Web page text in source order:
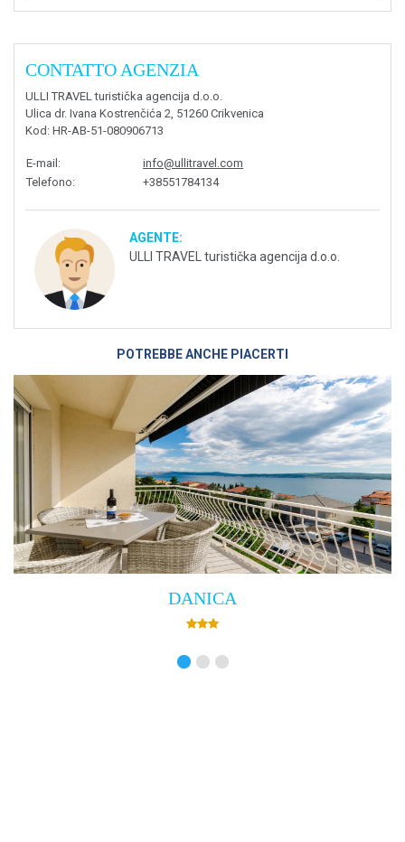
CONTATTO AGENZIA
ULLI TRAVEL turistička agencija d.o.o.
Ulica dr. Ivana Kostrenčića 2, 51260 Crikvenica
Kod : HR-AB-51-080906713
E-mail :
info@ullitravel.com
Telefono: +38551784134
AGENTE:
ULLI TRAVEL turistička agencija d.o.o.
POTREBBE ANCHE PIACERTI
Villa Empress